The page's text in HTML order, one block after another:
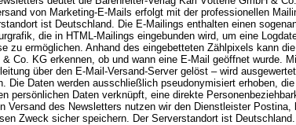
von Marketing-E-Mails erfolgt mit der professionellen
ist Deutschland. Die E-Mailings enthalten einen
die in HTML-Mailings eingebunden wird, um eine
zu ermöglichen. Anhand des eingebetteten Zählpixels kann
& Co. KG erkennen, ob und wann eine E-Mail geöffnet wurde.
über den E-Mail-Versand-Server gelöst – wird
Die Daten werden ausschließlich pseudonymisiert erhoben,
persönlichen Daten verknüpft, eine direkte
Versand des Newsletters nutzen wir den Dienstleister
Zweck sicher speichern. Der Serverstandort ist Deutschland.